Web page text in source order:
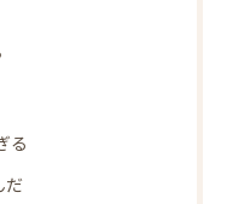
る
だ